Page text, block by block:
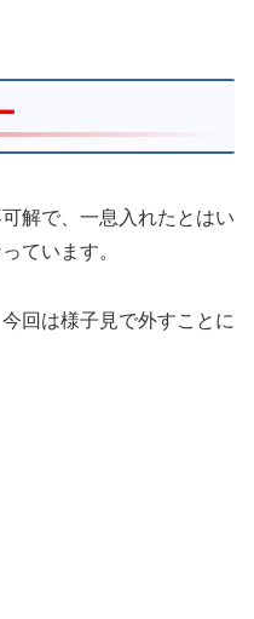
解で、一息入れたとはい
ています。
回は様子見で外すことに